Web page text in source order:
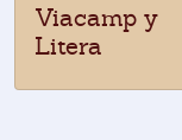
Viacamp y
Litera